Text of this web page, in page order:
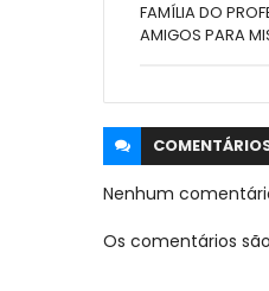
FAMÍLIA DO
AMIGOS PARA
Nenhum
Os comentários